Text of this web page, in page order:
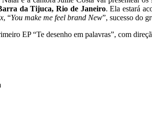
da Tijuca, Rio de Janeiro. Ela estará
, “You make me feel brand New”, sucesso do
EP “Te desenho em palavras”, com